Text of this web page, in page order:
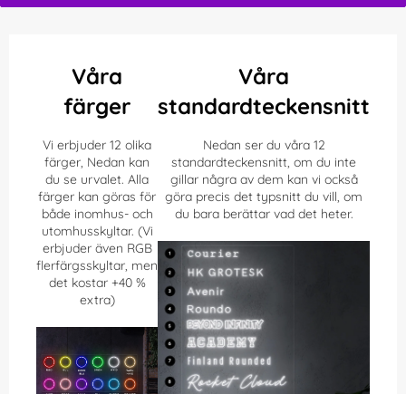
Våra
färger
Vi erbjuder 12 olika
färger, Nedan kan
du se urvalet. Alla
färger kan göras för
både inomhus- och
utomhusskyltar. (Vi
erbjuder även RGB
flerfärgsskyltar, men
det kostar +40 %
extra)
Våra
standardteckensnitt
Nedan ser du våra 12
standardteckensnitt, om du inte
gillar några av dem kan vi också
göra precis det typsnitt du vill, om
du bara berättar vad det heter.